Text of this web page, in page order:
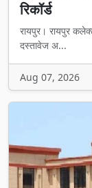
रिकॉर्ड
रायपुर। रायपुर
दस्तावेज अ...
Aug 07, 2026